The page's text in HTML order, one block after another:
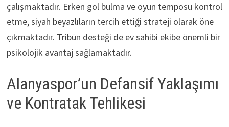
çalışmaktadır. Erken gol bulma ve oyun temposu kontrol
etme, siyah beyazlıların tercih ettiği strateji olarak öne
çıkmaktadır. Tribün desteği de ev sahibi ekibe önemli bir
psikolojik avantaj sağlamaktadır.
Alanyaspor’un Defansif Yaklaşımı
ve Kontratak Tehlikesi